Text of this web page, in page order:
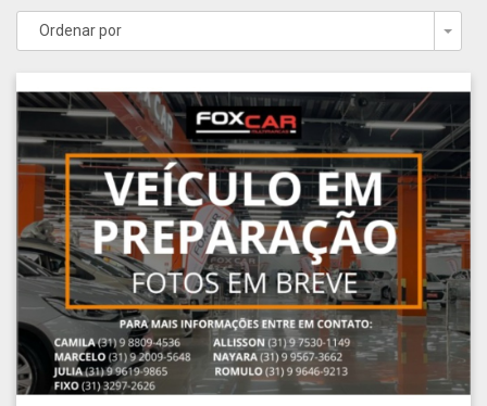
Ordenar por